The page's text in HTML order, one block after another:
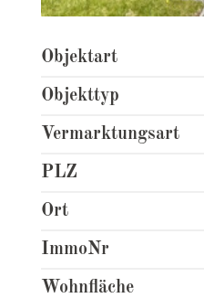
Objektart
Objekttyp
Vermarktungsart
PLZ
Ort
ImmoNr
Wohnfläche